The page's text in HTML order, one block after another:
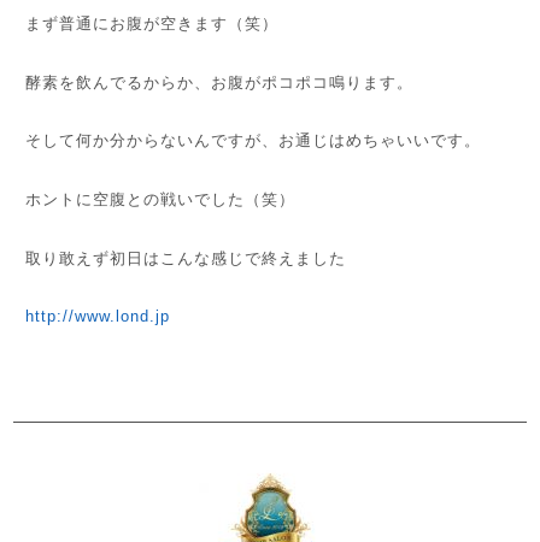
まず普通にお腹が空きます（笑）
酵素を飲んでるからか、お腹がポコポコ鳴ります。
そして何か分からないんですが、お通じはめちゃいいです。
ホントに空腹との戦いでした（笑）
取り敢えず初日はこんな感じで終えました
http://www.lond.jp